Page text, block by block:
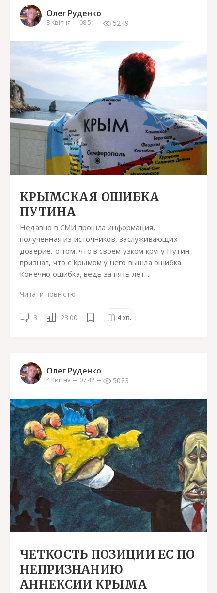
Олег Руденко
8 Квітня 08:51 5249
КРЫМСКАЯ ОШИБКА
ПУТИНА
Недавно в СМИ прошла информация,
полученная из источников, заслуживающих
доверие, о том, что в своем узком кругу Путин
признал, что с Крымом у него вышла ошибка.
Конечно ошибка, ведь за пять лет...
Читати повністю
3 23.00 4хв.
Олег Руденко
4 Квітня 07:42 5083
ЧЕТКОСТЬ ПОЗИЦИИ ЕС ПО
НЕПРИЗНАНИЮ
АННЕКСИИ КРЫМА